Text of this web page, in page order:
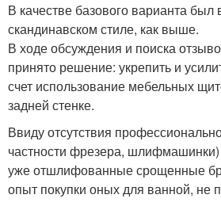
В качестве базового варианта
скандинавском стиле, как выше.
В ходе обсуждения и поиска
принято решение: укрепить и
счет использование мебельных
задней стенке.
Ввиду отсутствия
частности фрезера,
уже отшлифованные срощенные
опыт покупки оных для ванной, не